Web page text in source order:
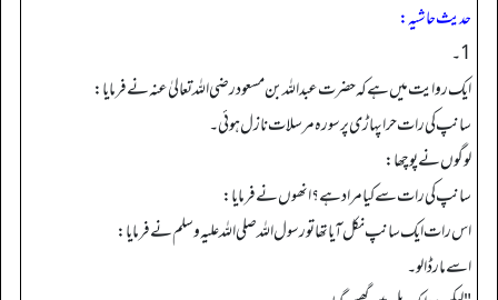
حدیث حاشیہ:
1۔
ایک روایت میں ہے کہ حضرت عبد اللہ بن مسعود رضی اللہ تعالیٰ عنہ نے فرمایا:
سانپ کی رات حرا پہاڑی پر سورہ مرسلات نازل ہوئی۔
لوگوں نے پوچھا:
سانپ کی رات سے کیا مراد ہے؟انھوں نے فرمایا:
اس رات ایک سانپ نکل آیا تھا تو رسول اللہ صلی اللہ علیہ وسلم نے فرمایا:
اسے مار ڈالو۔